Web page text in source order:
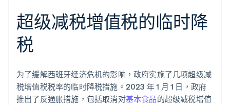
超级减税增值税的临时降
税
为了缓解西班牙经济危机的影响，政府实施了几项超级减
税增值税税率的临时降税措施。2023 年 1 月 1 日，政府
推出了反通胀措施，包括取消对基本食品的超级减税增值